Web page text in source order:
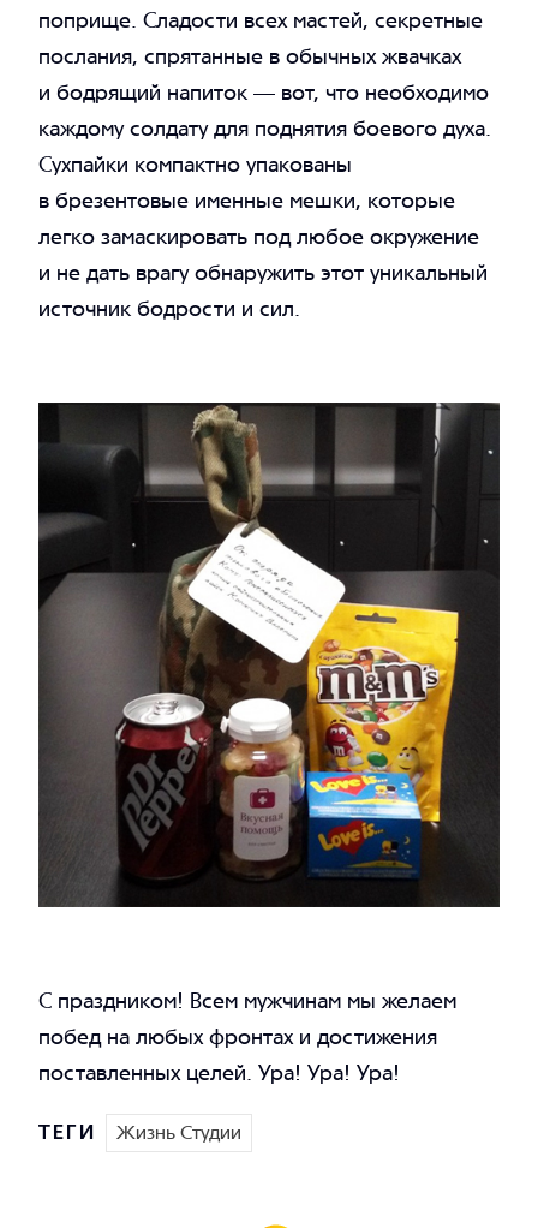
поприще. Сладости всех мастей, секретные
послания, спрятанные в обычных жвачках
и бодрящий напиток — вот, что необходимо
каждому солдату для поднятия боевого духа.
Сухпайки компактно упакованы
в брезентовые именные мешки, которые
легко замаскировать под любое окружение
и не дать врагу обнаружить этот уникальный
источник бодрости и сил.
С праздником! Всем мужчинам мы желаем
побед на любых фронтах и достижения
поставленных целей. Ура! Ура! Ура!
ТЕГИ Жизнь Студии